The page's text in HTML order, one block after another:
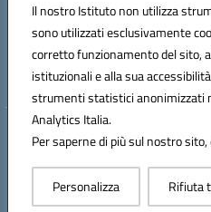
Il nostro Istituto non utilizza
sono utilizzati esclusivamente
corretto funzionamento del sito,
istituzionali e alla sua
strumenti statistici anonimizzati
Analytics Italia.
Per saperne di più sul nostro
Personalizza Rifiuta
Posta elettronica certificata (PEC):
Codice fiscale: 93249230728
Codice meccanografico: BARH04000D
Hosting & Powered
Concept &